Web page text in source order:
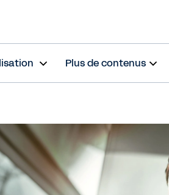
Plus de contenus